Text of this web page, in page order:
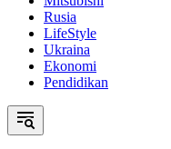
Rusia
LifeStyle
Ukraina
Ekonomi
Pendidikan